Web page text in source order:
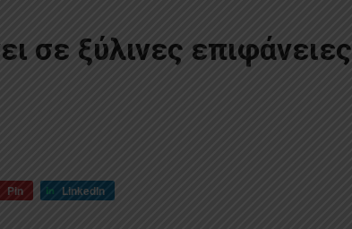
σε ξύλινες επιφάνειες
Pin LinkedIn